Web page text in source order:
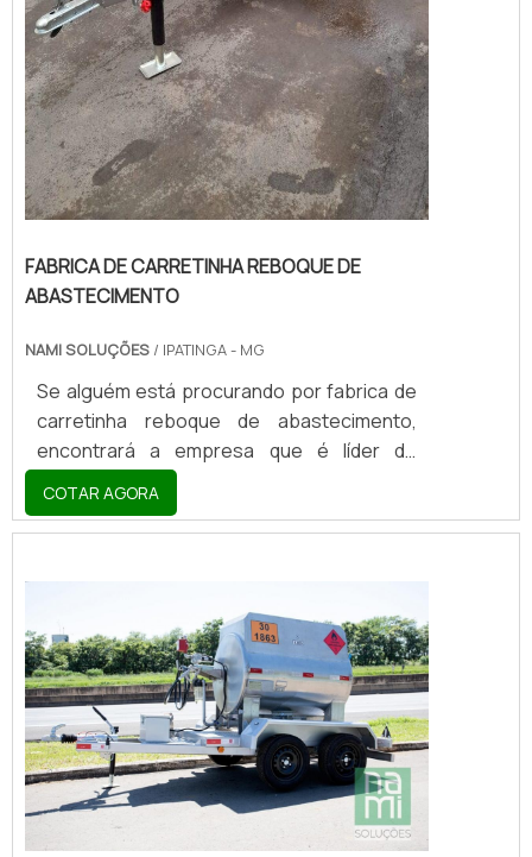
FABRICA DE CARRETINHA REBOQUE DE
ABASTECIMENTO
NAMI SOLUÇÕES / IPATINGA - MG
Se alguém está procurando por fabrica de
carretinha reboque de abastecimento,
encontrará a empresa que é líder do
mercado. Elaborando uma cotação na
vitrine que se chama Soluções Industriais e
descobrindo a melhor referência em
DE ABASTECIMENTOQuem quer encontrar
fabrica de carretinha reboque de
abastecimento inovadora, acha a Nami
Solucoes. É possível encontrar carr...
COTAR AGORA